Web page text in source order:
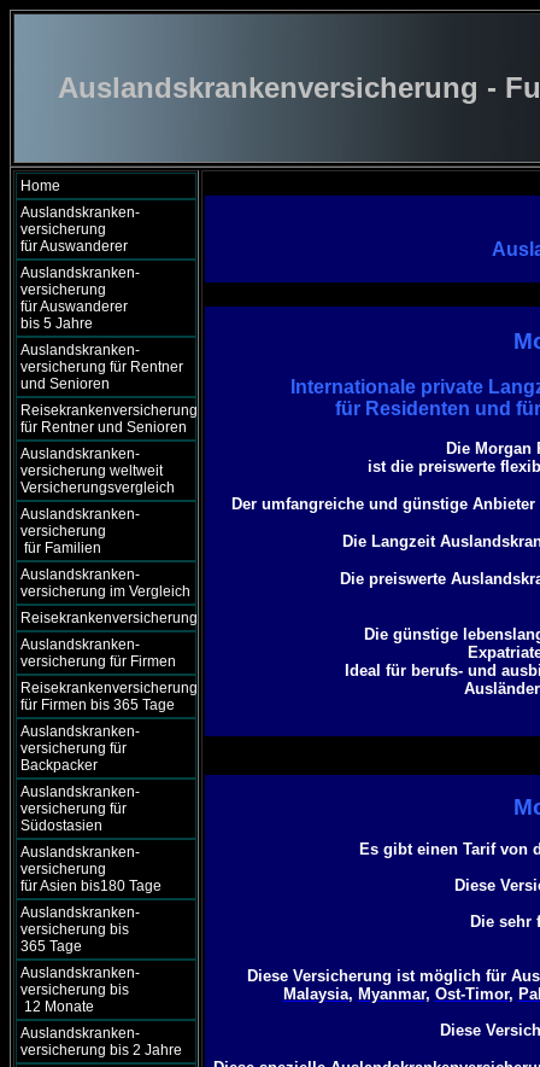
Auslandskrankenversicherung -
Home
Auslandskranken-
versicherung
für Auswanderer
Auslandskranken-
versicherung
für Auswanderer
bis 5 Jahre
Auslandskranken-
versicherung für Rentner
und Senioren
Reisekrankenversicherung
für Rentner und Senioren
Auslandskranken-
versicherung weltweit
Versicherungsvergleich
Auslandskranken-
versicherung
für Familien
Auslandskranken-
versicherung im Vergleich
Reisekrankenversicherung
Auslandskranken-
versicherung für Firmen
Reisekrankenversicherung
für Firmen bis 365 Tage
Auslandskranken-
versicherung für
Backpacker
Auslandskranken-
versicherung für
Südostasien
Auslandskranken-
versicherung
für Asien bis180 Tage
Auslandskranken-
versicherung bis
365 Tage
Auslandskranken-
versicherung bis
12 Monate
Auslandskranken-
versicherung bis 2 Jahre
Internationale private
für Residenten und
Die Morgan
ist die preiswerte
Der umfangreiche und günstige
Die Langzeit
Die preiswerte
Die günstige
Ideal für berufs- und
Es gibt einen Tarif von
Diese
Die sehr
Diese Versicherung ist möglich für
Malaysia, Myanmar, Ost-Timor,
Diese